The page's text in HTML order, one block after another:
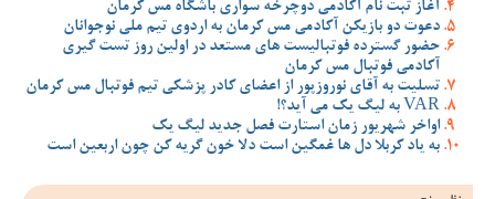
آغاز ثبت نام آکادمی دوچرخه سواری باشگاه مس کرمان
دعوت دو بازیکن آکادمی مس کرمان به اردوی تیم ملی نوجوانان
حضور گسترده فوتبالیست های مستعد در اولین روز تست گیری
آکادمی فوتبال مس کرمان
تسلیت به آقای نوروزپور از اعضای کادر پزشکی تیم فوتبال مس کرمان
VAR به لیگ یک می آید؟!
اواخر شهریور زمان استارت فصل جدید لیگ یک
به یاد کربلا دل ها غمگین است دلا خون گریه کن چون اربعین است